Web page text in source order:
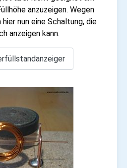
anzuzeigen. Wegen
nun eine Schaltung, die
anzeigen kann.